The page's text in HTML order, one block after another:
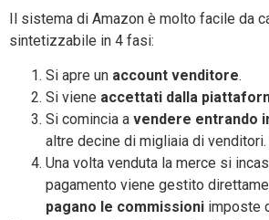
Il sistema di Amazon è molto facile da
sintetizzabile in 4 fasi:
Si apre un account venditore.
Si viene accettati dalla
Si comincia a vendere entrando
altre decine di migliaia di venditori.
Una volta venduta la merce si
pagamento viene gestito
pagano le commissioni imposte